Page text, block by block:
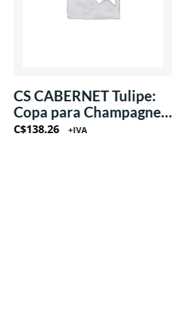
CS CABERNET Tulipe:
Copa para Champagne
estilo Flauta 8oz
C$138.26 +IVA